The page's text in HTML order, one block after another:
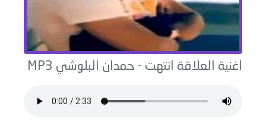
اغنية العلاقة انتهت - حمدان البلوشي